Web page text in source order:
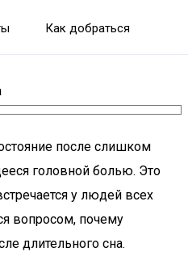
Как добраться
после слишком
головной болью. Это
у людей всех
вопросом, почему
длительного сна.